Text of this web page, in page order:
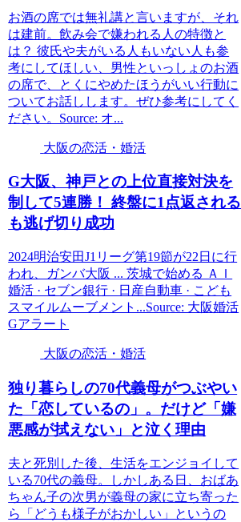
お酒の席では無礼講と言いますが、それ
は建前。飲み会で嫌われる人の特徴と
は？ 彼氏や夫がいる人もいない人も参
考にしてほしい、男性といっしょのお酒
の席で、とくにやめたほうがいい行動に
ついてお話しします。ぜひ参考にしてく
ださい。Source: オ...
大阪の恋活・婚活
G大阪、神戸との上位直接対決を
制して5連勝！ 終盤に1点返される
も逃げ切り成功
2024明治安田J1リーグ第19節が22日に行
われ、ガンバ大阪 ... 茨城で始める ＡＩ
婚活 · セブン銀行 · 日産自動車 · こども
スマイルムーブメント...Source: 大阪婚活
Gアラート
大阪の恋活・婚活
独り暮らしの70代義母がつぶやい
た「恋しているの」。だけど「嫌
悪感が拭えない」と泣く理由
夫と死別した後、生活をエンジョイして
いる70代の義母。しかしある日、おばあ
ちゃん子の次男が義母の家に立ち寄った
ら「どうも様子がおかしい」というの